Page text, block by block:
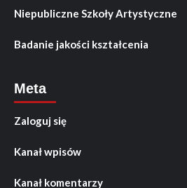
Niepubliczne Szkoły Artystyczne
Badanie jakości kształcenia
Meta
Zaloguj się
Kanał wpisów
Kanał komentarzy